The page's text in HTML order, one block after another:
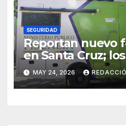
SEGURIDAD
Reportan nuevo
en Santa Cruz;
elevan a 33 en el
MAY 24, 2026